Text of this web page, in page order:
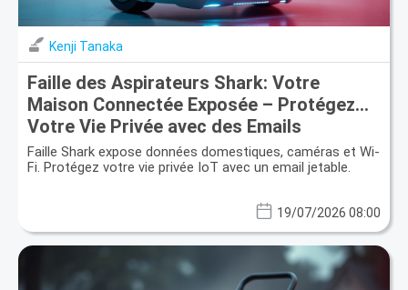
Kenji Tanaka
Faille des Aspirateurs Shark: Votre
Maison Connectée Exposée – Protégez
Votre Vie Privée avec des Emails
Temporaires
Faille Shark expose données domestiques, caméras et Wi-
Fi. Protégez votre vie privée IoT avec un email jetable.
19/07/2026 08:00